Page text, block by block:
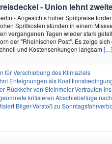
- Union lehnt
- Angesichts hoher Spritpreise
Spritkosten stünden in einem
vergangenen Tagen wieder stark
der "Rheinischen Post". Es zeige
und Kostensenkungen langsam[…]
für Verschiebung des Klimaziels
Enteignungen als
Rückkehr von Steinmeier-Vertrauten
kritisieren Abschiebeflüge
Bilger-Vorstoß zu